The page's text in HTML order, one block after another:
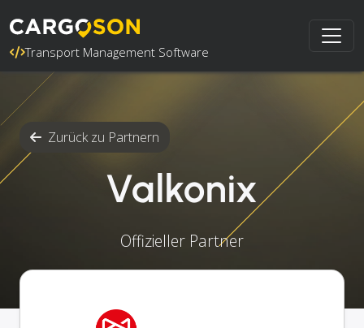
Transport Management Software
Zurück zu Partnern
Valkonix
Offizieller Partner